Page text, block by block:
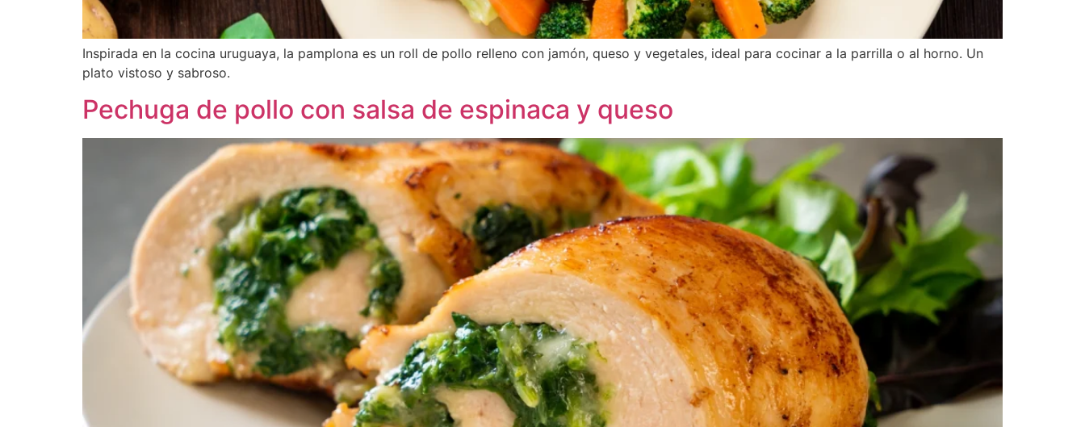
Inspirada en la cocina uruguaya, la pamplona es un roll de pollo relleno con jamón, queso y vegetales, ideal para cocinar a la parrilla o al horno. Un
plato vistoso y sabroso.
Pechuga de pollo con salsa de espinaca y queso